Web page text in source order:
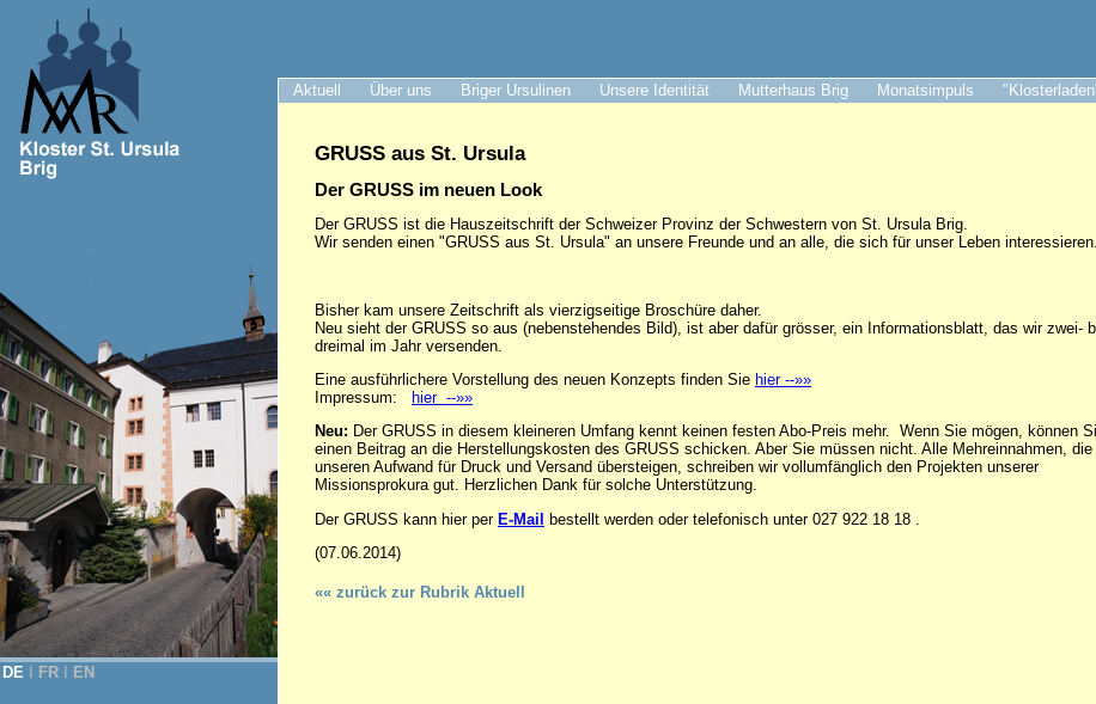
Aktuell Über uns Briger Ursulinen Unsere Identität Mutterhaus Brig Monatsimpuls
DE FR EN
GRUSS aus St. Ursula
Der GRUSS im neuen Look
Der GRUSS ist die Hauszeitschrift der Schweizer Provinz der Schwestern von St. Ursula Brig.
Wir senden einen "GRUSS aus St. Ursula" an unsere Freunde und an alle, die sich für unser Leben interessieren.
Bisher kam unsere Zeitschrift als vierzigseitige Broschüre daher.
Neu sieht der GRUSS so aus (nebenstehendes Bild), ist aber dafür grösser, ein Informationsblatt, das wir zwei-
dreimal im Jahr versenden.
Eine ausführlichere Vorstellung des neuen Konzepts finden Sie hier --»»
Impressum:
hier --»»
Neu: Der GRUSS in diesem kleineren Umfang kennt keinen festen Abo-Preis mehr. Wenn Sie mögen, können
einen Beitrag an die Herstellungskosten des GRUSS schicken. Aber Sie müssen nicht. Alle Mehreinnahmen, die
unseren Aufwand für Druck und Versand übersteigen, schreiben wir vollumfänglich den Projekten unserer
Missionsprokura gut. Herzlichen Dank für solche Unterstützung.
Der GRUSS kann hier per E-Mail
bestellt werden oder telefonisch unter 027 922 18 18 .
(07.06.2014)
«« zurück zur Rubrik Aktuell